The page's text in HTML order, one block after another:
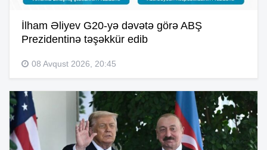
İlham Əliyev G20-yə dəvətə görə ABŞ
Prezidentinə təşəkkür edib
08 Avqust 2026, 20:45